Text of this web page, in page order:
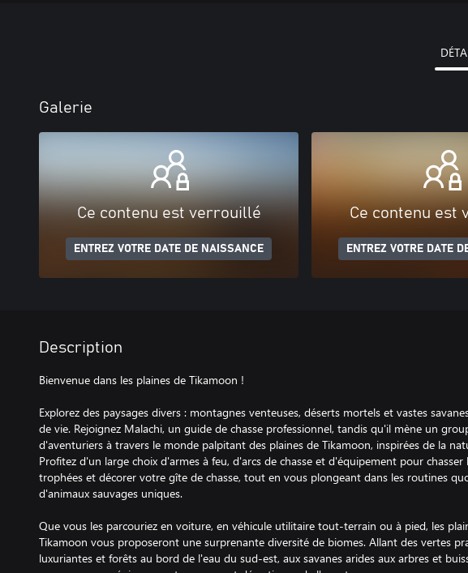
Galerie
Ce contenu est verrouillé
ENTREZ VOTRE DATE DE NAISSANCE
Ce contenu est
ENTREZ VOTRE DATE
Description
Bienvenue dans les plaines de Tikamoon !
Explorez des paysages divers : montagnes venteuses, déserts mortels et vastes
de vie. Rejoignez Malachi, un guide de chasse professionnel, tandis qu'il mène un
d'aventuriers à travers le monde palpitant des plaines de Tikamoon, inspirées de la
Profitez d'un large choix d'armes à feu, d'arcs de chasse et d'équipement pour chasser
trophées et décorer votre gîte de chasse, tout en vous plongeant dans les routines
d'animaux sauvages uniques.
Que vous les parcouriez en voiture, en véhicule utilitaire tout-terrain ou à pied, les
Tikamoon vous proposeront une surprenante diversité de biomes. Allant des vertes
luxuriantes et forêts au bord de l'eau du sud-est, aux savanes arides aux arbres et